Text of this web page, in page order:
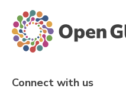
Connect with us